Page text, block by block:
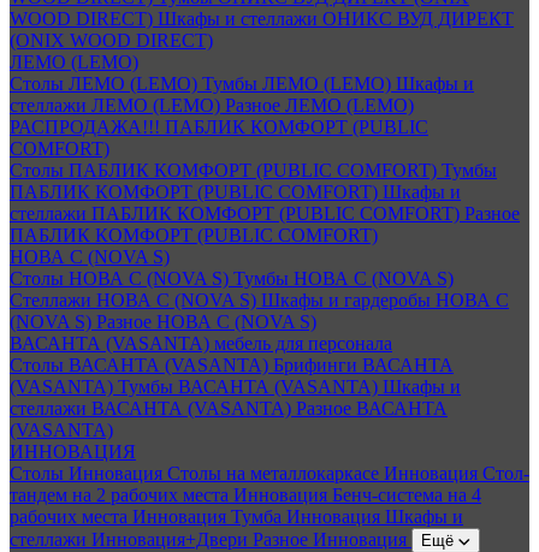
WOOD DIRECT) Шкафы и стеллажи ОНИКС ВУД ДИРЕКТ
(ONIX WOOD DIRECT)
ЛЕМО (LEMO)
Столы ЛЕМО (LEMO) Тумбы ЛЕМО (LEMO) Шкафы и
стеллажи ЛЕМО (LEMO) Разное ЛЕМО (LEMO)
РАСПРОДАЖА!!! ПАБЛИК КОМФОРТ (PUBLIC
COMFORT)
Столы ПАБЛИК КОМФОРТ (PUBLIC COMFORT) Тумбы
ПАБЛИК КОМФОРТ (PUBLIC COMFORT) Шкафы и
стеллажи ПАБЛИК КОМФОРТ (PUBLIC COMFORT) Разное
ПАБЛИК КОМФОРТ (PUBLIC COMFORT)
НОВА С (NOVA S)
Столы НОВА С (NOVA S) Тумбы НОВА С (NOVA S)
Стеллажи НОВА С (NOVA S) Шкафы и гардеробы НОВА С
(NOVA S) Разное НОВА С (NOVA S)
ВАСАНТА (VASANTA) мебель для персонала
Столы ВАСАНТА (VASANTA) Брифинги ВАСАНТА
(VASANTA) Тумбы ВАСАНТА (VASANTA) Шкафы и
стеллажи ВАСАНТА (VASANTA) Разное ВАСАНТА
(VASANTA)
ИННОВАЦИЯ
Столы Инновация Столы на металлокаркасе Инновация Стол-
тандем на 2 рабочих места Инновация Бенч-система на 4
рабочих места Инновация Тумба Инновация Шкафы и
стеллажи Инновация+Двери Разное Инновация Ещё